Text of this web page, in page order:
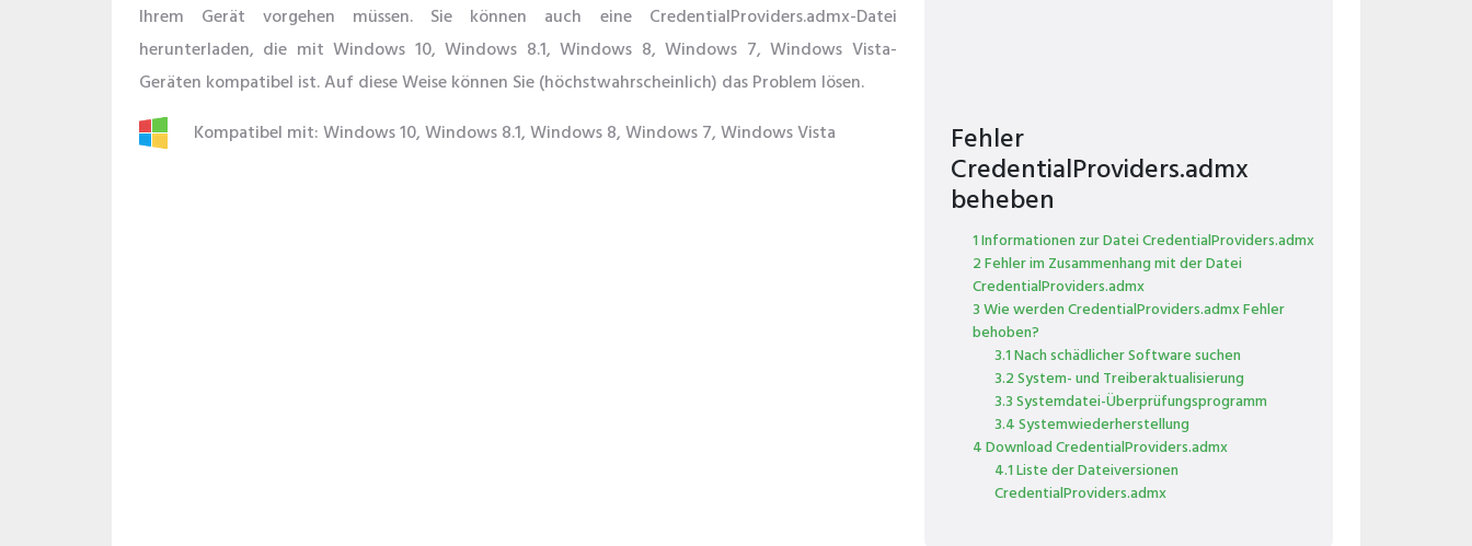
Ihrem Gerät vorgehen müssen. Sie können auch eine CredentialProviders.admx-Datei
herunterladen, die mit Windows 10, Windows 8.1, Windows 8, Windows 7, Windows Vista-
Geräten kompatibel ist. Auf diese Weise können Sie (höchstwahrscheinlich) das Problem lösen.
Kompatibel mit: Windows 10, Windows 8.1, Windows 8, Windows 7, Windows Vista
Fehler
CredentialProviders.admx
beheben
1 Informationen zur Datei CredentialProviders.admx
2 Fehler im Zusammenhang mit der Datei
CredentialProviders.admx
3 Wie werden CredentialProviders.admx Fehler
behoben?
3.1 Nach schädlicher Software suchen
3.2 System- und Treiberaktualisierung
3.3 Systemdatei-Überprüfungsprogramm
3.4 Systemwiederherstellung
4 Download CredentialProviders.admx
4.1 Liste der Dateiversionen
CredentialProviders.admx